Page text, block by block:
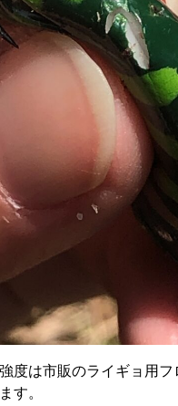
度は市販のライギョ用
す。